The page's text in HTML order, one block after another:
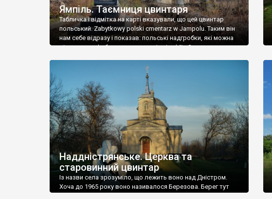
Ямпіль. Таємниця цвинтаря
Табличка і відмітка на карті вказували, що цей цвинтар
польський. Zabytkowy polski cmentarz w Jampolu. Таким він
нам себе відразу і показав: польські надгробки, які можна
віднести до фабричних, польські епітафії… Загалом цвинтар
виявилося більше семи гектарів. Перше враження про
абсолютну звичайність польського цвинтаря виявилося
оманливим – […]
Наддністрянське. Церква та
старовинний цвинтар
Із назви села зрозуміло, що лежить воно над Дністром.
Хоча до 1965 року воно називалося Березова. Берег тут